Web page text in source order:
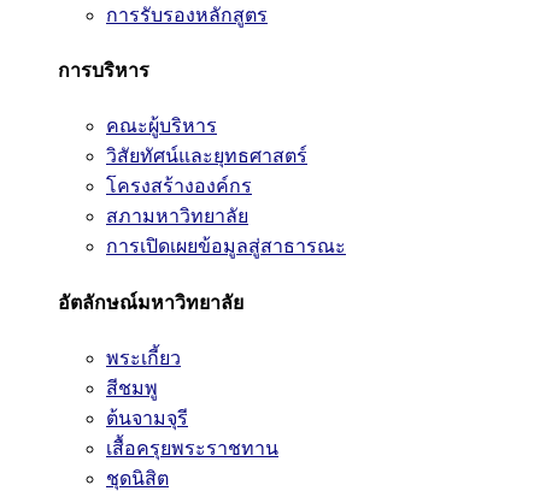
การรับรองหลักสูตร
การบริหาร
คณะผู้บริหาร
วิสัยทัศน์และยุทธศาสตร์
โครงสร้างองค์กร
สภามหาวิทยาลัย
การเปิดเผยข้อมูลสู่สาธารณะ
อัตลักษณ์มหาวิทยาลัย
พระเกี้ยว
สีชมพู
ต้นจามจุรี
เสื้อครุยพระราชทาน
ชุดนิสิต